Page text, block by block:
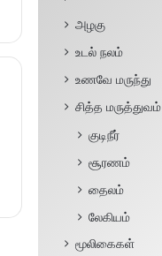
அழகு
உடல் நலம்
உணவே மருந்து
சித்த மருத்துவம்
குடிநீர்
சூரணம்
தைலம்
லேகியம்
மூலிகைகள்